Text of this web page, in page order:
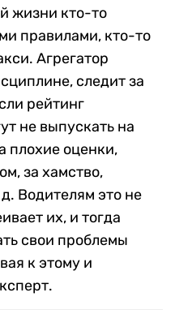
жизни кто-то
правилами, кто-то
Агрегатор
следит за
рейтинг
не выпускать на
плохие оценки,
за хамство,
Водителям это не
их, и тогда
свои проблемы
к этому и